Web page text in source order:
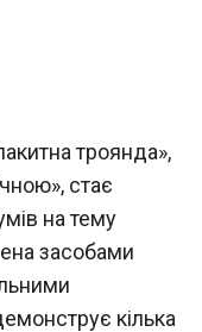
троянда»,
стає
на тему
засобами
кілька